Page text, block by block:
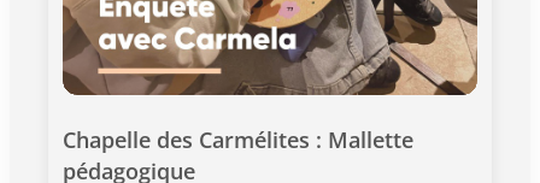
Chapelle des Carmélites : Mallette
pédagogique